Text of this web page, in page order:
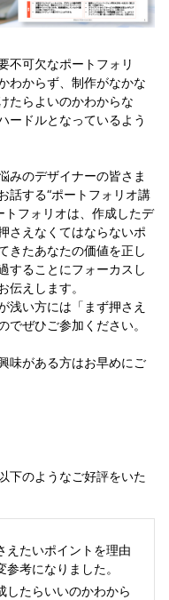
不可欠なポートフォリ
わからず、制作がなかな
たらよいのかわからな
ードルとなっているよう
みのデザイナーの皆さま
話する“ポートフォリオ講
トフォリオは、作成したデ
さえなくてはならないポ
きたあなたの価値を正し
することにフォーカスし
伝えします。
浅い方には「まず押さえ
ぜひご参加ください。
味がある方はお早めにご
下のようなご好評をいた
えたいポイントを理由
考になりました。
したらいいのかわから